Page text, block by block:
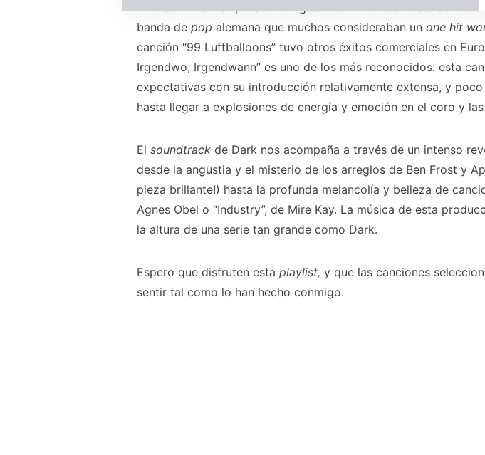
banda de pop alemana que muchos consideraban un one hit
canción “99 Luftballoons” tuvo otros éxitos comerciales en
Irgendwo, Irgendwann” es uno de los más reconocidos: esta
expectativas con su introducción relativamente extensa, y
hasta llegar a explosiones de energía y emoción en el coro y
El soundtrack de Dark nos acompaña a través de un intenso
desde la angustia y el misterio de los arreglos de Ben Frost y
pieza brillante!) hasta la profunda melancolía y belleza de
Agnes Obel o “Industry”, de Mire Kay. La música de esta
la altura de una serie tan grande como Dark.
Espero que disfruten esta playlist, y que las canciones
sentir tal como lo han hecho conmigo.